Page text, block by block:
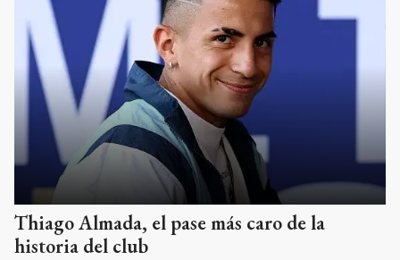
Thiago Almada, el pase más caro de la
historia del club